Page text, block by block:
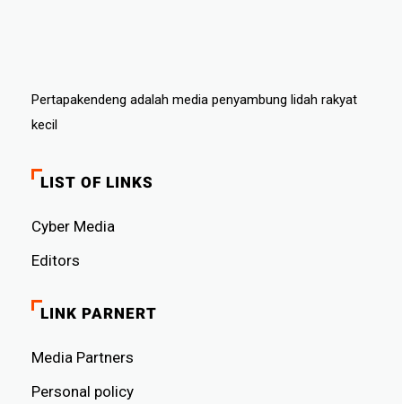
Pertapakendeng adalah media penyambung lidah rakyat
kecil
LIST OF LINKS
Cyber ​​Media
Editors
LINK PARNERT
Media Partners
Personal policy